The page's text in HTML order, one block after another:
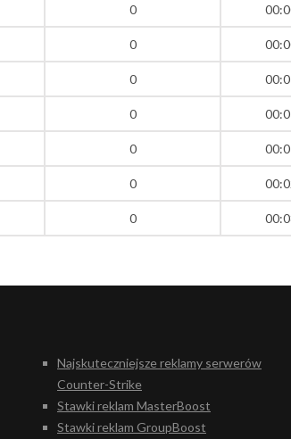
0
0
0
0
0
0
0
Najskuteczniejsze reklamy serwerów
Counter-Strike
Stawki reklam MasterBoost
Stawki reklam GroupBoost